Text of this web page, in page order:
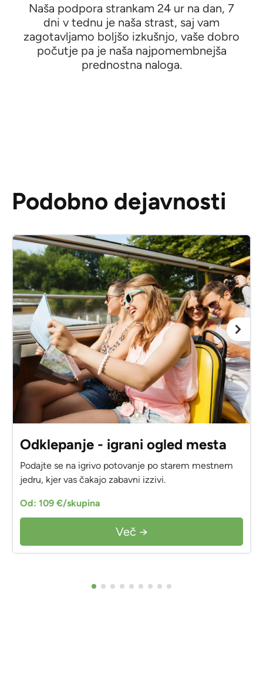
Naša podpora strankam 24 ur na dan, 7
dni v tednu je naša strast, saj vam
zagotavljamo boljšo izkušnjo, vaše dobro
počutje pa je naša najpomembnejša
prednostna naloga.
Podobno dejavnosti
Odklepanje - igrani ogled mesta
Podajte se na igrivo potovanje po starem mestnem
jedru, kjer vas čakajo zabavni izzivi.
Od: 109 €/skupina
Več →